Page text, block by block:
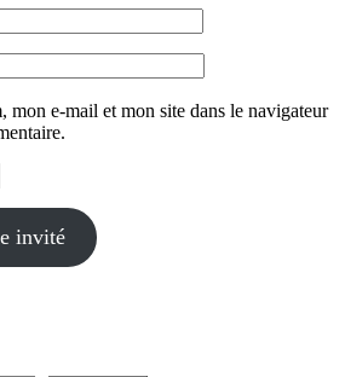
mon e-mail et mon site dans le navigateur
invité